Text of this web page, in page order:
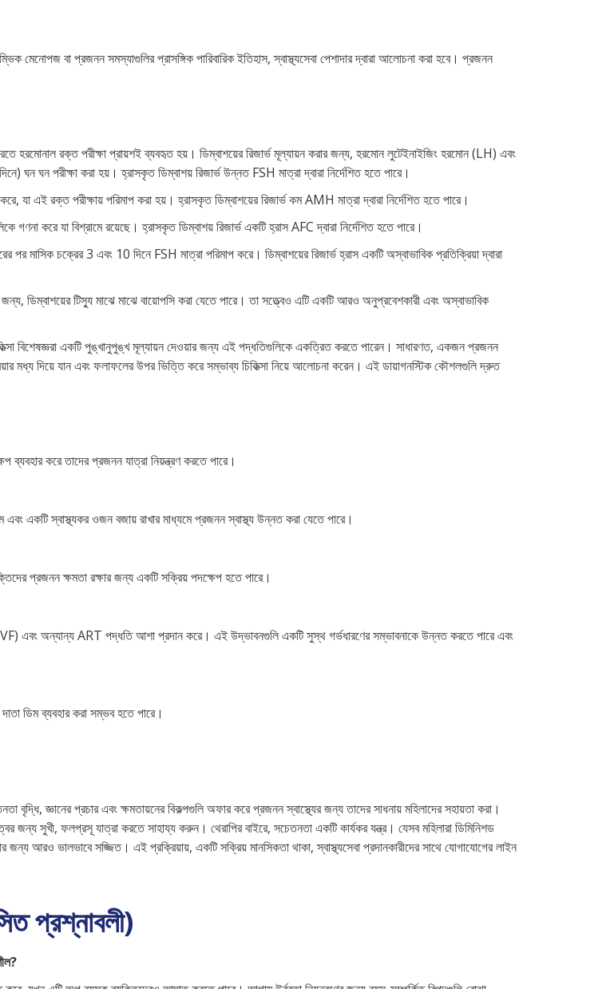
মেনোপজ বা প্রজনন সমস্যাগুলির প্রাসঙ্গিক পারিবারিক ইতিহাস, স্বাস্থ্যসেবা পেশাদার দ্বারা আলোচনা করা হবে। প্রজনন
করতে হরমোনাল রক্ত ​​​​পরীক্ষা প্রায়শই ব্যবহৃত হয়। ডিম্বাশয়ের রিজার্ভ মূল্যায়ন করার জন্য, হরমোন লুটেইনাইজিং হরমোন (LH) এবং
ঘন ঘন পরীক্ষা করা হয়। হ্রাসকৃত ডিম্বাশয় রিজার্ভ উন্নত FSH মাত্রা দ্বারা নির্দেশিত হতে পারে।
যা এই রক্ত ​​পরীক্ষায় পরিমাপ করা হয়। হ্রাসকৃত ডিম্বাশয়ের রিজার্ভ কম AMH মাত্রা দ্বারা নির্দেশিত হতে পারে।
গণনা করে যা বিশ্রামে রয়েছে। হ্রাসকৃত ডিম্বাশয় রিজার্ভ একটি হ্রাস AFC দ্বারা নির্দেশিত হতে পারে।
পর মাসিক চক্রের 3 এবং 10 দিনে FSH মাত্রা পরিমাপ করে। ডিম্বাশয়ের রিজার্ভ হ্রাস একটি অস্বাভাবিক প্রতিক্রিয়া দ্বারা
ডিম্বাশয়ের টিস্যু মাঝে মাঝে বায়োপসি করা যেতে পারে। তা সত্ত্বেও এটি একটি আরও অনুপ্রবেশকারী এবং অস্বাভাবিক
বিশেষজ্ঞরা একটি পুঙ্খানুপুঙ্খ মূল্যায়ন দেওয়ার জন্য এই পদ্ধতিগুলিকে একত্রিত করতে পারেন। সাধারণত, একজন প্রজনন
মধ্য দিয়ে যান এবং ফলাফলের উপর ভিত্তি করে সম্ভাব্য চিকিত্সা নিয়ে আলোচনা করেন। এই ডায়াগনস্টিক কৌশলগুলি দ্রুত
ব্যবহার করে তাদের প্রজনন যাত্রা নিয়ন্ত্রণ করতে পারে।
একটি স্বাস্থ্যকর ওজন বজায় রাখার মাধ্যমে প্রজনন স্বাস্থ্য উন্নত করা যেতে পারে।
প্রজনন ক্ষমতা রক্ষার জন্য একটি সক্রিয় পদক্ষেপ হতে পারে।
এবং অন্যান্য ART পদ্ধতি আশা প্রদান করে। এই উদ্ভাবনগুলি একটি সুস্থ গর্ভধারণের সম্ভাবনাকে উন্নত করতে পারে এবং
ডিম ব্যবহার করা সম্ভব হতে পারে।
জ্ঞানের প্রচার এবং ক্ষমতায়নের বিকল্পগুলি অফার করে প্রজনন স্বাস্থ্যের জন্য তাদের সাধনায় মহিলাদের সহায়তা করা।
জন্য সুখী, ফলপ্রসূ যাত্রা করতে সাহায্য করুন। থেরাপির বাইরে, সচেতনতা একটি কার্যকর যন্ত্র। যেসব মহিলারা ডিমিনিশড
জন্য আরও ভালভাবে সজ্জিত। এই প্রক্রিয়ায়, একটি সক্রিয় মানসিকতা থাকা, স্বাস্থ্যসেবা প্রদানকারীদের সাথে যোগাযোগের লাইন
প্রশ্নাবলী)